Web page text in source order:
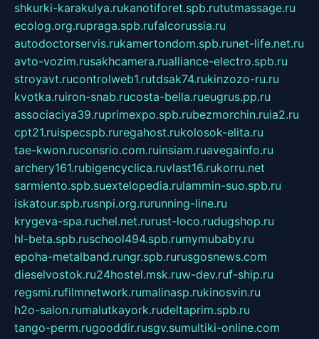
shkurki-karakulya.rukanotiforet.spb.rututmassage.ru
ecolog.org.rupraga.spb.rufalcorussia.ru
autodoctorservis.rukamertondom.spb.runet-life.net.ru
avto-vozim.rusakhcamera.rualliance-electro.spb.ru
stroyavt.rucontrolweb1.rutdsak74.rukinzozo-ru.ru
kvotka.ruiron-snab.rucosta-bella.rueugrus.pp.ru
associaciya39.ruprimexpo.spb.rubezmorchin.ruia2.ru
cpt21.ruispecspb.ruregahost.rukolosok-elita.ru
tae-kwon.ruconsrio.com.ruinsiam.ruavegainfo.ru
archery161.rubigencyclica.ruvlast16.rukorru.net
sarmiento.spb.suextelopedia.rulammin-suo.spb.ru
iskatour.spb.rusnpi.org.rurunning-line.ru
krygeva-spa.ruchel.net.rurust-loco.rudugshop.ru
hl-beta.spb.ruschool494.spb.rumymubaby.ru
epoha-metalband.rungr.spb.rurusgosnews.com
dieselvostok.ru24hostel.msk.ruw-dev.ruf-ship.ru
regsmi.rufilmnetwork.rumalinasp.rukinosvin.ru
h2o-salon.rumalutkayork.rudeltaprim.spb.ru
tango-perm.rugooddir.rusgv.sumultiki-online.com